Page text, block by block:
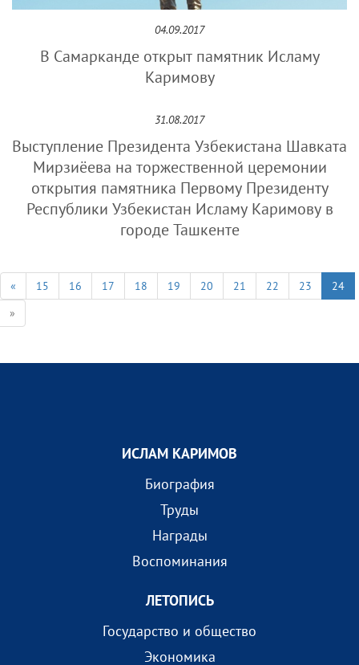
04.09.2017
В Самарканде открыт памятник Исламу
Каримову
31.08.2017
Выступление Президента Узбекистана Шавката
Мирзиёева на торжественной церемонии
открытия памятника Первому Президенту
Республики Узбекистан Исламу Каримову в
городе Ташкенте
« 15 16 17 18 19 20 21 22 23
24
»
ИСЛАМ КАРИМОВ
Биография
Труды
Награды
Воспоминания
ЛЕТОПИСЬ
Государство и общество
Экономика